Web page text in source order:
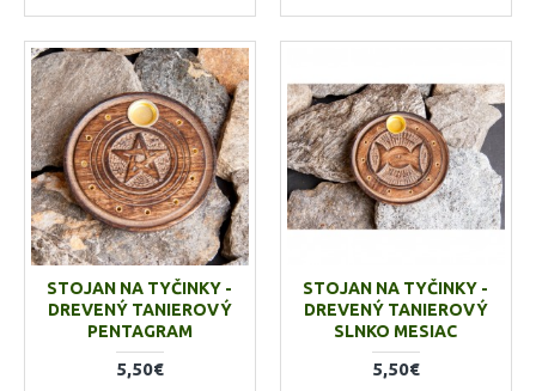
STOJAN NA TYČINKY -
DREVENÝ TANIEROVÝ
PENTAGRAM
5,50€
STOJAN NA TYČINKY -
DREVENÝ TANIEROVÝ
SLNKO MESIAC
5,50€